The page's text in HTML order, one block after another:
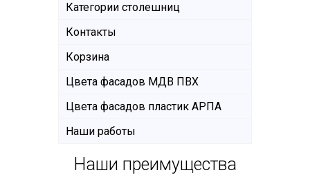
Категории столешниц
Контакты
Корзина
Цвета фасадов МДВ ПВХ
Цвета фасадов пластик АРПА
Наши работы
Наши преимущества